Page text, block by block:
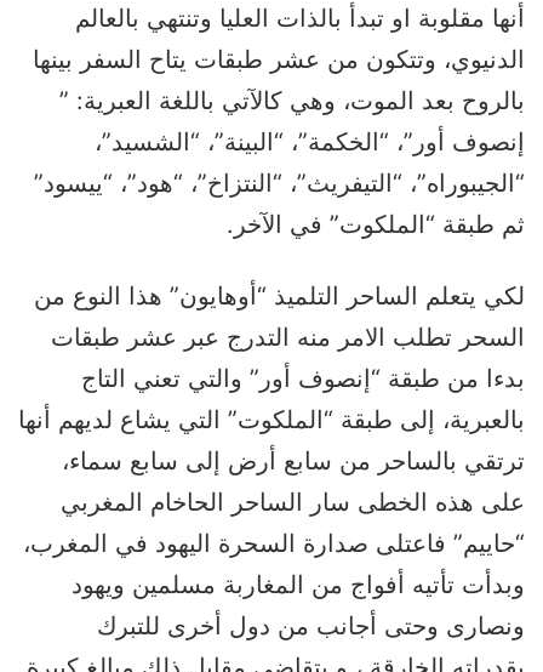
أنها مقلوبة او تبدأ بالذات العليا وتنتهي بالعالم
الدنيوي، وتتكون من عشر طبقات يتاح السفر بينها
بالروح بعد الموت، وهي كالآتي باللغة العبرية: ”
إنصوف أور”، “الخكمة”، “البينة”، “الشسيد”،
“الجيبوراه”، “التيفريث”، “النتزاخ”، “هود”، “ييسود”
ثم طبقة “الملكوت” في الآخر.
لكي يتعلم الساحر التلميذ “أوهايون” هذا النوع من
السحر تطلب الامر منه التدرج عبر عشر طبقات
بدءا من طبقة “إنصوف أور” والتي تعني التاج
بالعبرية، إلى طبقة “الملكوت” التي يشاع لديهم أنها
ترتقي بالساحر من سابع أرض إلى سابع سماء،
على هذه الخطى سار الساحر الحاخام المغربي
“حاييم” فاعتلى صدارة السحرة اليهود في المغرب،
وبدأت تأتيه أفواج من المغاربة مسلمين ويهود
ونصارى وحتى أجانب من دول أخرى للتبرك